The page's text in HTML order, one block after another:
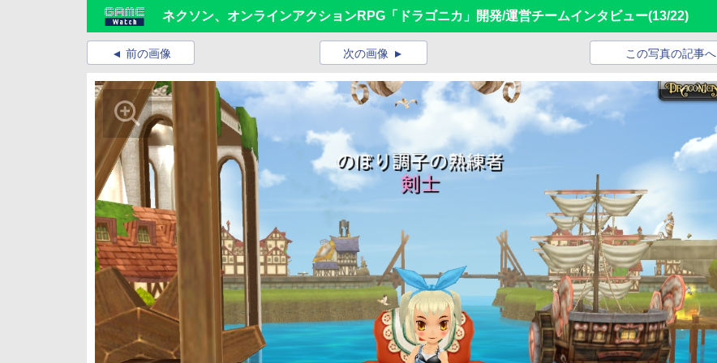
ネクソン、オンラインアクションRPG「ドラゴニカ」開発/運営チームインタビュー(13/22)
前の画像 この写真の記事へ
次の画像